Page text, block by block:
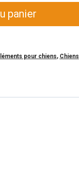
panier
pour chiens, Chiens